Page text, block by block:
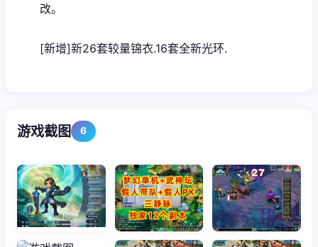
改。
[新增]新26套较量锦衣.16套全新光环.
游戏截图 6